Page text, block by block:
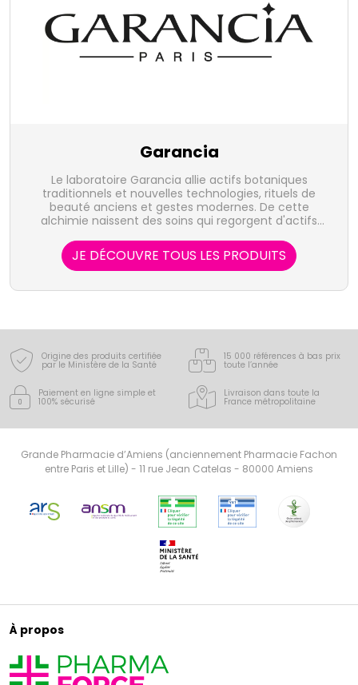
Garancia
Le laboratoire Garancia allie actifs botaniques
traditionnels et nouvelles technologies, rituels de
beauté anciens et gestes modernes. De cette
alchimie naissent des soins qui regorgent d'actifs
rapidement, à l'œil nu, le résultat sur leur peau.
Objectif : vous rendre belles en un coup de baguette
magique.
JE DÉCOUVRE TOUS LES PRODUITS
Origine des produits certifiée
par le Ministère de la Santé
15 000 références à bas prix
toute l’année
Paiement en ligne simple et
100% sécurisé
Livraison dans toute la
France métropolitaine
Grande Pharmacie d’Amiens (anciennement Pharmacie Fachon
entre Paris et Lille) - 11 rue Jean Catelas - 80000 Amiens
À propos